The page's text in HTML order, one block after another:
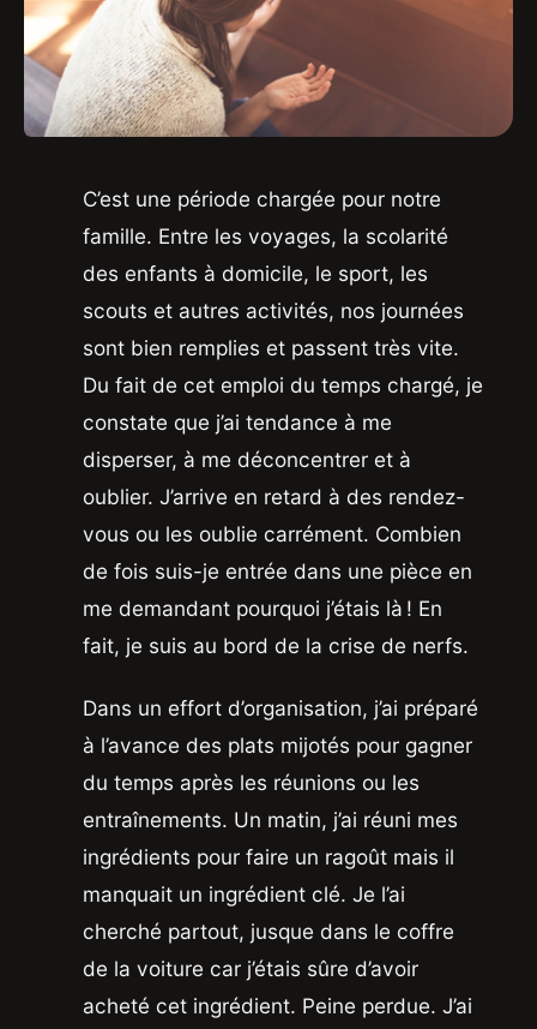
C’est une période chargée pour notre
famille. Entre les voyages, la scolarité
des enfants à domicile, le sport, les
scouts et autres activités, nos journées
sont bien remplies et passent très vite.
Du fait de cet emploi du temps chargé, je
constate que j’ai tendance à me
disperser, à me déconcentrer et à
oublier. J’arrive en retard à des rendez-
vous ou les oublie carrément. Combien
de fois suis-je entrée dans une pièce en
me demandant pourquoi j’étais là ! En
fait, je suis au bord de la crise de nerfs.
Dans un effort d’organisation, j’ai préparé
à l’avance des plats mijotés pour gagner
du temps après les réunions ou les
entraînements. Un matin, j’ai réuni mes
ingrédients pour faire un ragoût mais il
manquait un ingrédient clé. Je l’ai
cherché partout, jusque dans le coffre
de la voiture car j’étais sûre d’avoir
acheté cet ingrédient. Peine perdue. J’ai